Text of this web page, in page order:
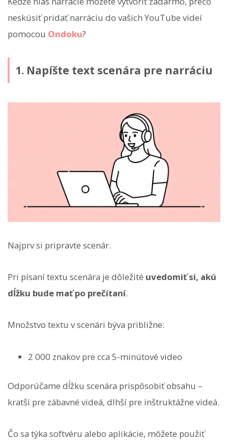
neskúsiť pridať narráciu do vašich YouTube videí
pomocou Ondoku?
1. Napíšte text scenára pre narráciu
Najprv si pripravte scenár.
Pri písaní textu scenára je dôležité uvedomiť si, akú
dĺžku bude mať po prečítaní.
Množstvo textu v scenári býva približne:
2 000 znakov pre cca 5-minútové video
Odporúčame dĺžku scenára prispôsobiť obsahu –
kratší pre zábavné videá, dlhší pre inštruktážne videá.
Čo sa týka softvéru alebo aplikácie, môžete použiť